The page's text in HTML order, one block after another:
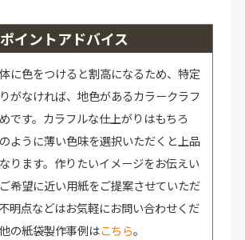
イントアドバイス
に色をつけると割高になるため、特定
がなければ、地色があるカラークラフ
です。カラフルな仕上がりはもちろ
ように薄い色味を選択いただくと上品
ります。作りたいイメージをお伝えい
希望に近い用紙をご提案させていただ
明点などはお気軽にお問い合わせくだ
の紙袋製作事例はこちら。